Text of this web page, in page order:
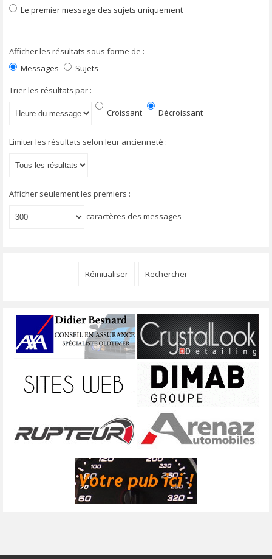
Le premier message des sujets uniquement
Afficher les résultats sous forme de :
Messages
Sujets
Trier les résultats par :
Croissant Décroissant
Limiter les résultats selon leur ancienneté :
Afficher seulement les premiers :
caractères des messages